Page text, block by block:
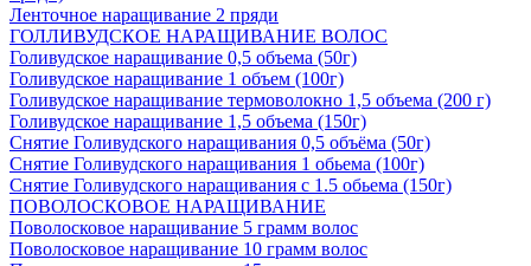
Ленточное наращивание 2 пряди
ГОЛЛИВУДСКОЕ НАРАЩИВАНИЕ ВОЛОС
Голивудское наращивание 0,5 объема (50г)
Голивудское наращивание 1 объем (100г)
Голивудское наращивание термоволокно 1,5 объема (200 г)
Голивудское наращивание 1,5 объема (150г)
Снятие Голивудского наращивания 0,5 объёма (50г)
Снятие Голивудского наращивания 1 обьема (100г)
Снятие Голивудского наращивания с 1.5 обьема (150г)
ПОВОЛОСКОВОЕ НАРАЩИВАНИЕ
Поволосковое наращивание 5 грамм волос
Поволосковое наращивание 10 грамм волос